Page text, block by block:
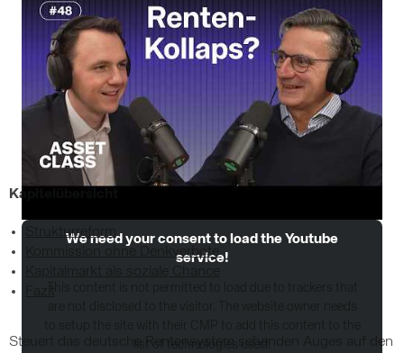
We need your consent to load the Youtube
service!
list of technologies used.
Kapitelübersicht
Strukturreform
Kommission ohne Denkverbote
Steuert das deutsche Rentensystem sehenden Auges auf den